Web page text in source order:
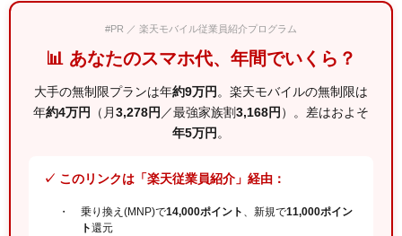
#PR ／ 楽天モバイル従業員紹介プログラム
📊 あなたのスマホ代、年間でいくら？
大手の無制限プランは年約9万円 。楽天モバイルの無制限は
年約4万円 （月3,278円 ／最強家族割3,168円 ）。差はおよそ
年5万円 。
✓ このリンクは「楽天従業員紹介」経由：
乗り換え(MNP)で14,000ポイント 、新規で11,000ポイン
ト還元